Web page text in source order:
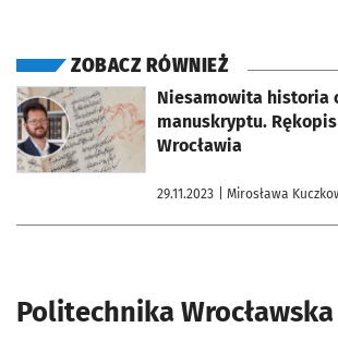
ZOBACZ RÓWNIEŻ
Niesamowita historia
manuskryptu.
Wrocławia
29.11.2023 | Mirosława
otworzy się w nowej karcie
Politechnika Wrocławska